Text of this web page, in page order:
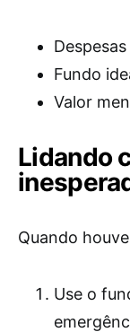
Fundo
Valor
Lidando
Quando
Use o